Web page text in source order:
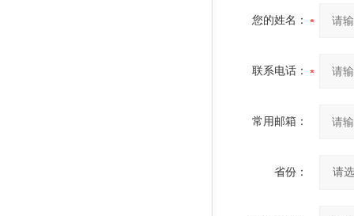
您的姓名：
联系电话：
常用邮箱：
省份：